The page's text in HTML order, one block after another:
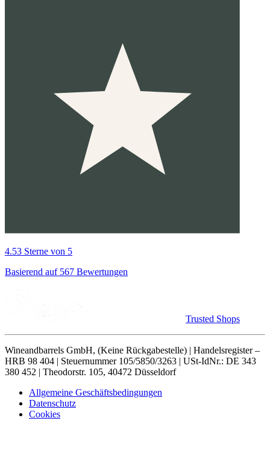
4.53 Sterne von 5
Basierend auf 567 Bewertungen
Trusted Shops
Wineandbarrels GmbH, (Keine Rückgabestelle) | Handelsregister –
HRB 98 404 | Steuernummer 105/5850/3263 | USt-IdNr.: DE 343
380 452 | Theodorstr. 105, 40472 Düsseldorf
Allgemeine Geschäftsbedingungen
Datenschutz
Cookies